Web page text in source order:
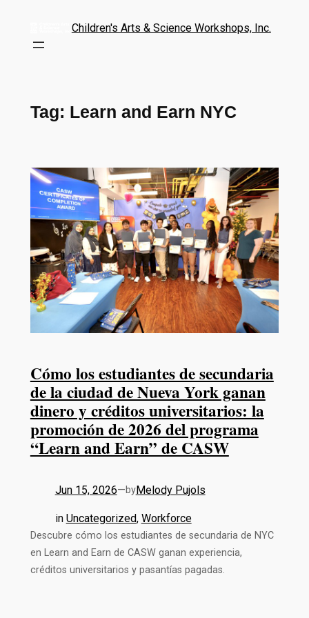
Children's Arts & Science Workshops, Inc.
Tag: Learn and Earn NYC
Cómo los estudiantes de secundaria
de la ciudad de Nueva York ganan
dinero y créditos universitarios: la
promoción de 2026 del programa
“Learn and Earn” de CASW
Jun 15, 2026—byMelody Pujols
in Uncategorized, Workforce
Descubre cómo los estudiantes de secundaria de NYC
en Learn and Earn de CASW ganan experiencia,
créditos universitarios y pasantías pagadas.